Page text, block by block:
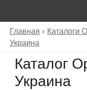
Главная Каталоги
Украина
Каталог
Украина